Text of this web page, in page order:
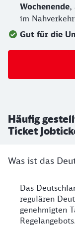
Wochenende,
im
Gut für die
Häufig
Ticket
Was ist das
Das
regulären
genehmigten